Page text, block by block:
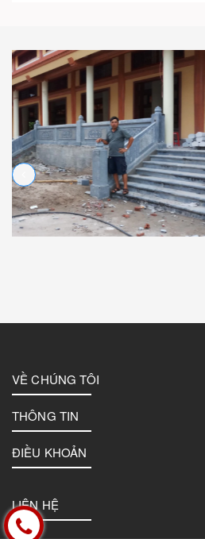
VỀ CHÚNG TÔI
THÔNG TIN
ĐIỀU KHOẢN
LIÊN HỆ